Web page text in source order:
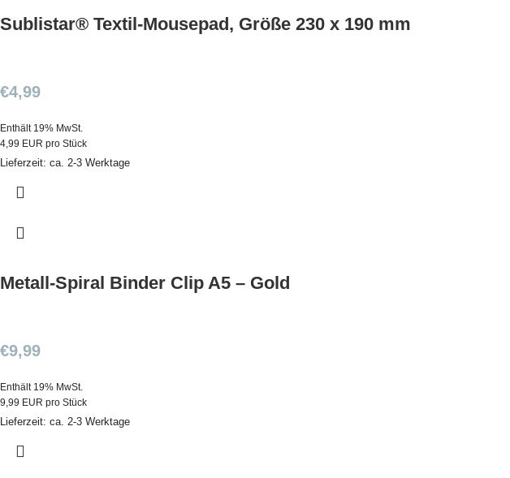
Sublistar® Textil-Mousepad, Größe 230 x 190 mm
€4,99
Enthält 19% MwSt.
4,99 EUR pro Stück
Lieferzeit: ca. 2-3 Werktage
Metall-Spiral Binder Clip A5 – Gold
€9,99
Enthält 19% MwSt.
9,99 EUR pro Stück
Lieferzeit: ca. 2-3 Werktage